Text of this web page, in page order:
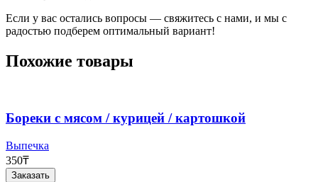
Если у вас остались вопросы — свяжитесь с нами, и мы с
радостью подберем оптимальный вариант!
Похожие товары
Бореки с мясом / курицей / картошкой
Выпечка
350₸
Заказать